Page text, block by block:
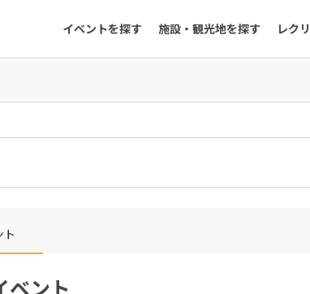
イベントを探す 施設・観光地を探す レク
ト